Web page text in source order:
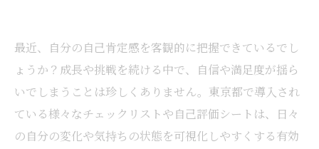
最近、自分の自己肯定感を客観的に把握できているでし
ょうか？成長や挑戦を続ける中で、自信や満足度が揺ら
いでしまうことは珍しくありません。東京都で導入され
ている様々なチェックリストや自己評価シートは、日々
の自分の変化や気持ちの状態を可視化しやすくする有効